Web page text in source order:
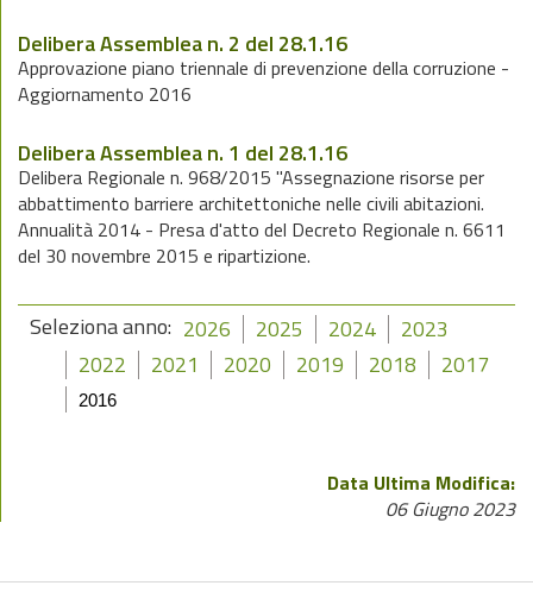
Delibera Assemblea n. 2 del 28.1.16
Approvazione piano triennale di prevenzione della corruzione -
Aggiornamento 2016
Delibera Assemblea n. 1 del 28.1.16
Delibera Regionale n. 968/2015 "Assegnazione risorse per
abbattimento barriere architettoniche nelle civili abitazioni.
Annualità 2014 - Presa d'atto del Decreto Regionale n. 6611
del 30 novembre 2015 e ripartizione.
Seleziona anno: 2026 2025 2024
2023
2022
2021 2020 2019 2018 2017
2016
Data Ultima Modifica:
06 Giugno 2023